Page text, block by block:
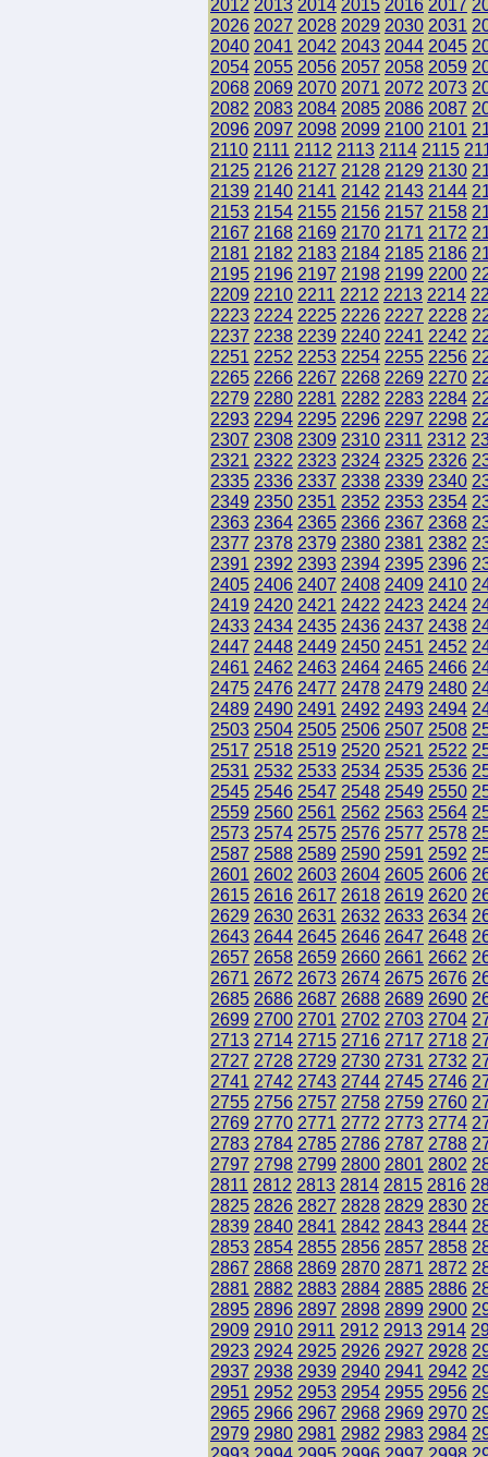
2012 2013 2014 2015 2016 2017
2026 2027 2028 2029 2030 2031
2040 2041 2042 2043 2044 2045
2054 2055 2056 2057 2058 2059
2068 2069 2070 2071 2072 2073
2082 2083 2084 2085 2086 2087
2096 2097 2098 2099 2100 2101
2110 2111 2112 2113 2114 2115
2125 2126 2127 2128 2129 2130
2139 2140 2141 2142 2143 2144
2153 2154 2155 2156 2157 2158
2167 2168 2169 2170 2171 2172
2181 2182 2183 2184 2185 2186
2195 2196 2197 2198 2199 2200
2209 2210 2211 2212 2213 2214
2223 2224 2225 2226 2227 2228
2237 2238 2239 2240 2241 2242
2251 2252 2253 2254 2255 2256
2265 2266 2267 2268 2269 2270
2279 2280 2281 2282 2283 2284
2293 2294 2295 2296 2297 2298
2307 2308 2309 2310 2311 2312
2321 2322 2323 2324 2325 2326
2335 2336 2337 2338 2339 2340
2349 2350 2351 2352 2353 2354
2363 2364 2365 2366 2367 2368
2377 2378 2379 2380 2381 2382
2391 2392 2393 2394 2395 2396
2405 2406 2407 2408 2409 2410
2419 2420 2421 2422 2423 2424
2433 2434 2435 2436 2437 2438
2447 2448 2449 2450 2451 2452
2461 2462 2463 2464 2465 2466
2475 2476 2477 2478 2479 2480
2489 2490 2491 2492 2493 2494
2503 2504 2505 2506 2507 2508
2517 2518 2519 2520 2521 2522
2531 2532 2533 2534 2535 2536
2545 2546 2547 2548 2549 2550
2559 2560 2561 2562 2563 2564
2573 2574 2575 2576 2577 2578
2587 2588 2589 2590 2591 2592
2601 2602 2603 2604 2605 2606
2615 2616 2617 2618 2619 2620
2629 2630 2631 2632 2633 2634
2643 2644 2645 2646 2647 2648
2657 2658 2659 2660 2661 2662
2671 2672 2673 2674 2675 2676
2685 2686 2687 2688 2689 2690
2699 2700 2701 2702 2703 2704
2713 2714 2715 2716 2717 2718
2727 2728 2729 2730 2731 2732
2741 2742 2743 2744 2745 2746
2755 2756 2757 2758 2759 2760
2769 2770 2771 2772 2773 2774
2783 2784 2785 2786 2787 2788
2797 2798 2799 2800 2801 2802
2811 2812 2813 2814 2815 2816
2825 2826 2827 2828 2829 2830
2839 2840 2841 2842 2843 2844
2853 2854 2855 2856 2857 2858
2867 2868 2869 2870 2871 2872
2881 2882 2883 2884 2885 2886
2895 2896 2897 2898 2899 2900
2909 2910 2911 2912 2913 2914
2923 2924 2925 2926 2927 2928
2937 2938 2939 2940 2941 2942
2951 2952 2953 2954 2955 2956
2965 2966 2967 2968 2969 2970
2979 2980 2981 2982 2983 2984